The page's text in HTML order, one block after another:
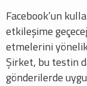
Facebook’un
etkileşime
etmelerini yönelik
Şirket, bu testin
gönderilerde